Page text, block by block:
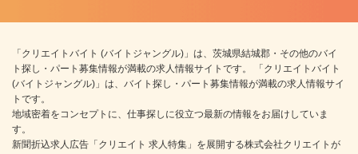
「クリエイトバイト (バイトジャングル)」は、茨城県結城郡・その他のバイ
ト探し・パート募集情報が満載の求人情報サイトです。 「クリエイトバイト
(バイトジャングル)」は、バイト探し・パート募集情報が満載の求人情報サイ
トです。
地域密着をコンセプトに、仕事探しに役立つ最新の情報をお届けしていま
す。
新聞折込求人広告「クリエイト 求人特集」を展開する株式会社クリエイトが